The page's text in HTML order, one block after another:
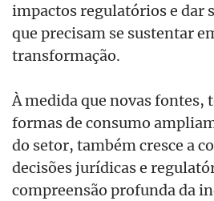
impactos regulatórios e dar
que precisam se sustentar
transformação.
À medida que novas fontes,
formas de consumo
do setor, também cresce a
decisões jurídicas e
compreensão profunda da